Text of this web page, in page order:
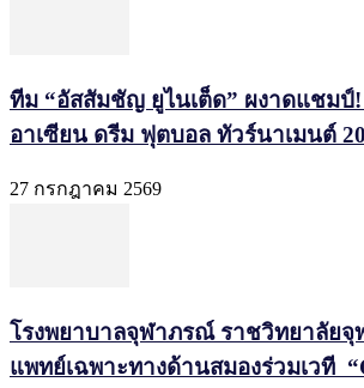
ทีม “อัสสัมชัญ ยูไนเต็ด” ผงาดแชมป์
อาเซียน ดรีม ฟุตบอล ทัวร์นาเมนต์
27 กรกฎาคม 2569
โรงพยาบาลจุฬาภรณ์ ราชวิทยาลัย
แพทย์เฉพาะทางด้านสมองร่วมเวที